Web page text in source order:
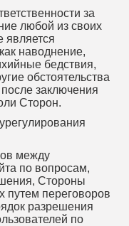
за
любой из своих
является
наводнение,
бедствия,
обстоятельства
заключения
Сторон.
между
по вопросам,
Стороны
путем переговоров
разрешения
по